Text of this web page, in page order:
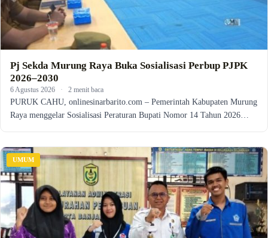
Pj Sekda Murung Raya Buka Sosialisasi Perbup PJPK
2026–2030
6 Agustus 2026 · 2 menit baca
PURUK CAHU, onlinesinarbarito.com – Pemerintah Kabupaten Murung
Raya menggelar Sosialisasi Peraturan Bupati Nomor 14 Tahun 2026…
UMUM